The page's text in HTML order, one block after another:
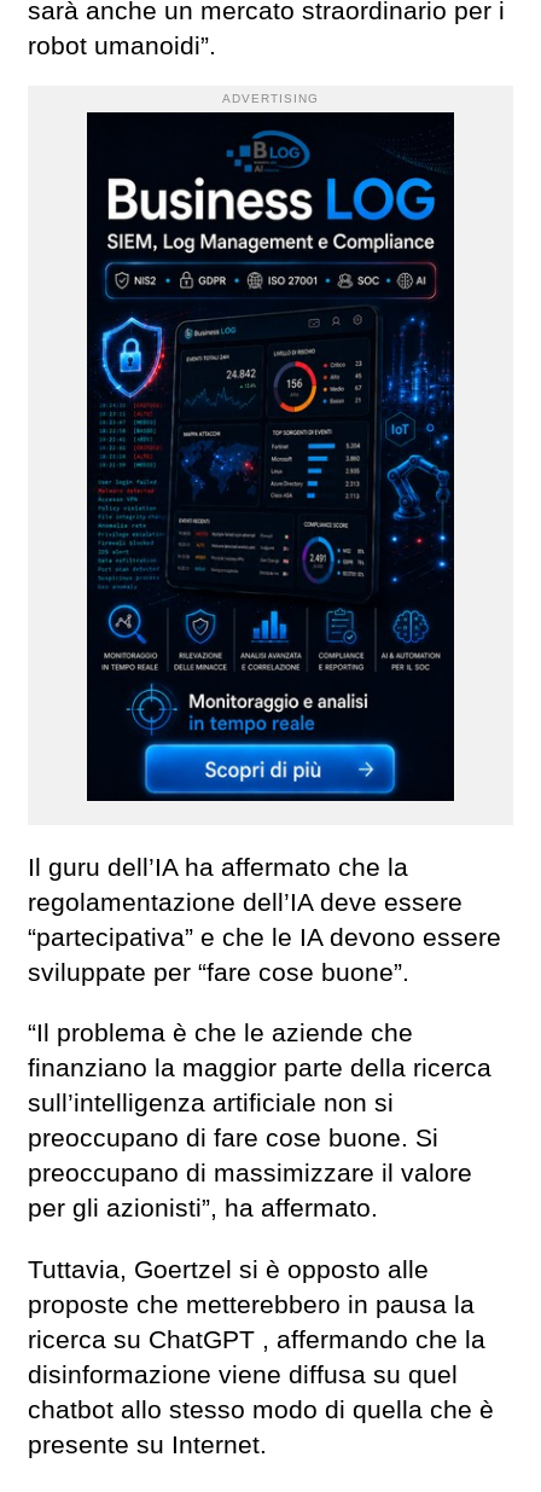
sarà anche un mercato straordinario per i
robot umanoidi”.
ADVERTISING
Il guru dell’IA ha affermato che la
regolamentazione dell’IA deve essere
“partecipativa” e che le IA devono essere
sviluppate per “fare cose buone”.
“Il problema è che le aziende che
finanziano la maggior parte della ricerca
sull’intelligenza artificiale non si
preoccupano di fare cose buone. Si
preoccupano di massimizzare il valore
per gli azionisti”, ha affermato.
Tuttavia, Goertzel si è opposto alle
proposte che metterebbero in pausa la
ricerca su ChatGPT , affermando che la
disinformazione viene diffusa su quel
chatbot allo stesso modo di quella che è
presente su Internet.